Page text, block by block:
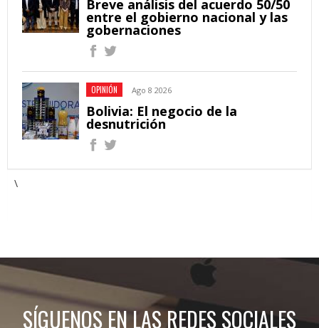
Breve análisis del acuerdo 50/50
entre el gobierno nacional y las
gobernaciones
OPINIÓN Ago 8 2026
Bolivia: El negocio de la
desnutrición
\
SÍGUENOS EN LAS REDES SOCIALES